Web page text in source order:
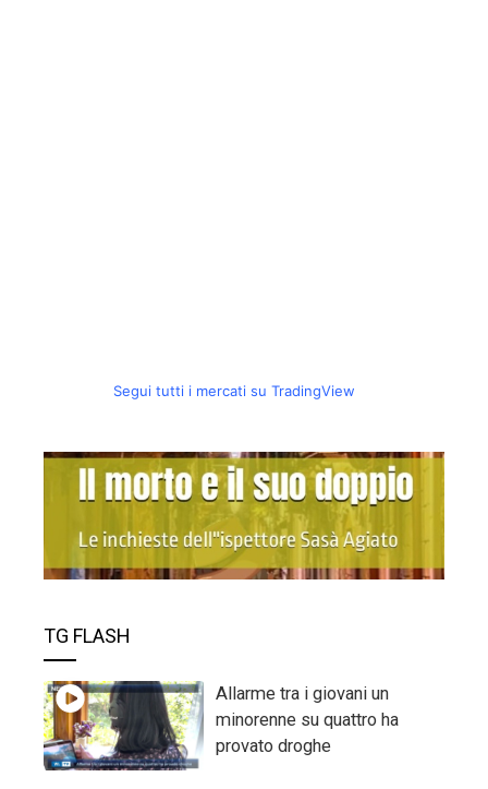
Segui tutti i mercati su TradingView
TG FLASH
Allarme tra i giovani un
minorenne su quattro ha
provato droghe